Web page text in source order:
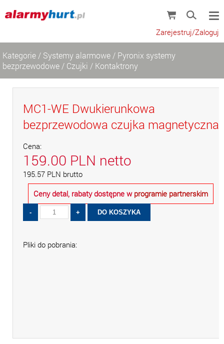
Zarejestruj/Zaloguj
Kategorie / Systemy alarmowe / Pyronix systemy
bezprzewodowe / Czujki / Kontaktrony
MC1-WE Dwukierunkowa
bezprzewodowa czujka magnetyczna
Cena:
159.00 PLN netto
195.57 PLN brutto
Ceny detal, rabaty dostępne w programie partnerskim
Pliki do pobrania: